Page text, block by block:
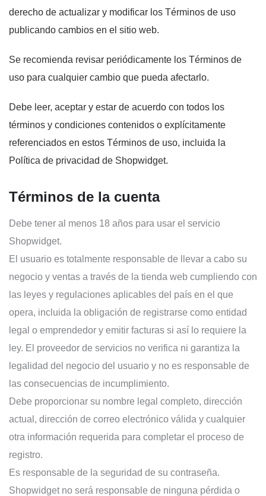
derecho de actualizar y modificar los Términos de uso
publicando cambios en el sitio web.
Se recomienda revisar periódicamente los Términos de
uso para cualquier cambio que pueda afectarlo.
Debe leer, aceptar y estar de acuerdo con todos los
términos y condiciones contenidos o explícitamente
referenciados en estos Términos de uso, incluida la
Política de privacidad de Shopwidget.
Términos de la cuenta
Debe tener al menos 18 años para usar el servicio
Shopwidget.
El usuario es totalmente responsable de llevar a cabo su
negocio y ventas a través de la tienda web cumpliendo con
las leyes y regulaciones aplicables del país en el que
opera, incluida la obligación de registrarse como entidad
legal o emprendedor y emitir facturas si así lo requiere la
ley. El proveedor de servicios no verifica ni garantiza la
legalidad del negocio del usuario y no es responsable de
las consecuencias de incumplimiento.
Debe proporcionar su nombre legal completo, dirección
actual, dirección de correo electrónico válida y cualquier
otra información requerida para completar el proceso de
registro.
Es responsable de la seguridad de su contraseña.
Shopwidget no será responsable de ninguna pérdida o